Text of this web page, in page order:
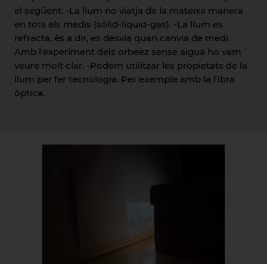
el següent: -La llum no viatja de la mateixa manera
en tots els medis (sòlid-líquid-gas). -La llum es
refracta, és a dir, es desvia quan canvia de medi.
Amb l'experiment dels orbeez sense aigua ho vam
veure molt clar. -Podem utilitzar les propietats de la
llum per fer tecnologia. Per exemple amb la fibra
òptica.